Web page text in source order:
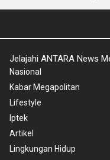
Jelajahi ANTARA News
Nasional
Kabar Megapolitan
Lifestyle
Iptek
Artikel
Lingkungan Hidup